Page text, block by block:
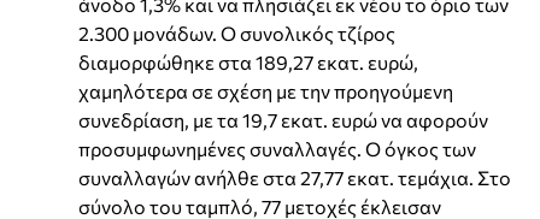
2.300 μονάδων. Ο συνολικός τζίρος
διαμορφώθηκε στα 189,27 εκατ. ευρώ,
χαμηλότερα σε σχέση με την προηγούμενη
συνεδρίαση, με τα 19,7 εκατ. ευρώ να αφορούν
προσυμφωνημένες συναλλαγές. Ο όγκος των
συναλλαγών ανήλθε στα 27,77 εκατ. τεμάχια. Στο
σύνολο του ταμπλό, 77 μετοχές έκλεισαν